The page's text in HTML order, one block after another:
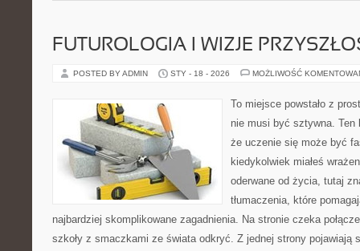
FUTUROLOGIA I WIZJE
POSTED BY ADMIN STY - 18 - 2026 MOŻLIWOŚĆ
To miejsce powstało z
nie musi być sztywna.
że uczenie się może być
kiedykolwiek miałeś
oderwane od życia, tutaj
tłumaczenia, które
najbardziej skomplikowane zagadnienia. Na stronie czeka
szkoły z smaczkami ze świata odkryć. Z jednej strony pojawiają